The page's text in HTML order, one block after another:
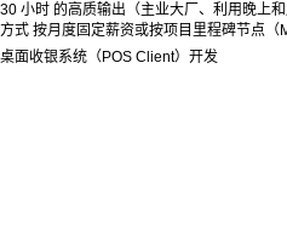
30 小时 的高质输出（主业大厂、利用晚上
方式 按月度固定薪资或按项目里程碑节点
桌面收银系统（POS Client）开发